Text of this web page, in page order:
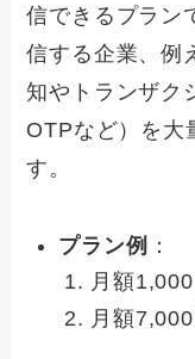
信できるプラン
信する企業、例
知やトランザク
OTPなど）を大
す。
プラン例 ：
月額
月額